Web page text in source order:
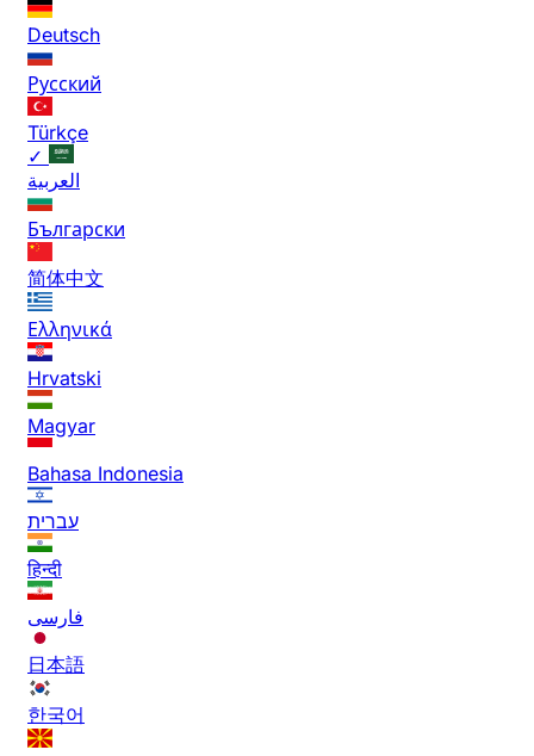
Deutsch
Русский
Türkçe
✓
العربية
Български
简体中文
Ελληνικά
Hrvatski
Magyar
Bahasa Indonesia
עברית
हिन्दी
فارسی
日本語
한국어